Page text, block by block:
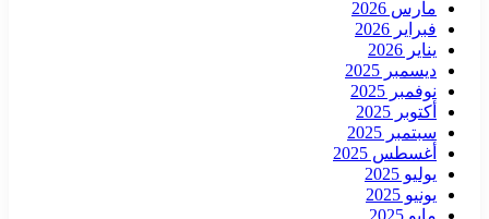
مارس 2026
فبراير 2026
يناير 2026
ديسمبر 2025
نوفمبر 2025
أكتوبر 2025
سبتمبر 2025
أغسطس 2025
يوليو 2025
يونيو 2025
مايو 2025